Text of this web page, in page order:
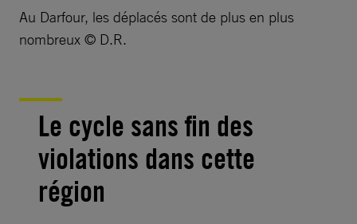
Au Darfour, les déplacés sont de plus en plus
nombreux © D.R.
Le cycle sans fin des
violations dans cette
région